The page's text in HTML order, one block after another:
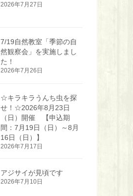
2026年7月27日
7/19自然教室「季節の自
然観察会」を実施しまし
た！
2026年7月26日
☆キラキラうんち虫を探
せ！☆2026年8月23日
（日）開催 【申込期
間：7月19日（日）～8月
16日（日）】
2026年7月17日
アジサイが見頃です
2026年7月10日